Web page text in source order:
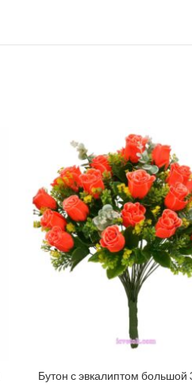
ДОДАТИ У КОШИК
Бутон с эвкалиптом большой